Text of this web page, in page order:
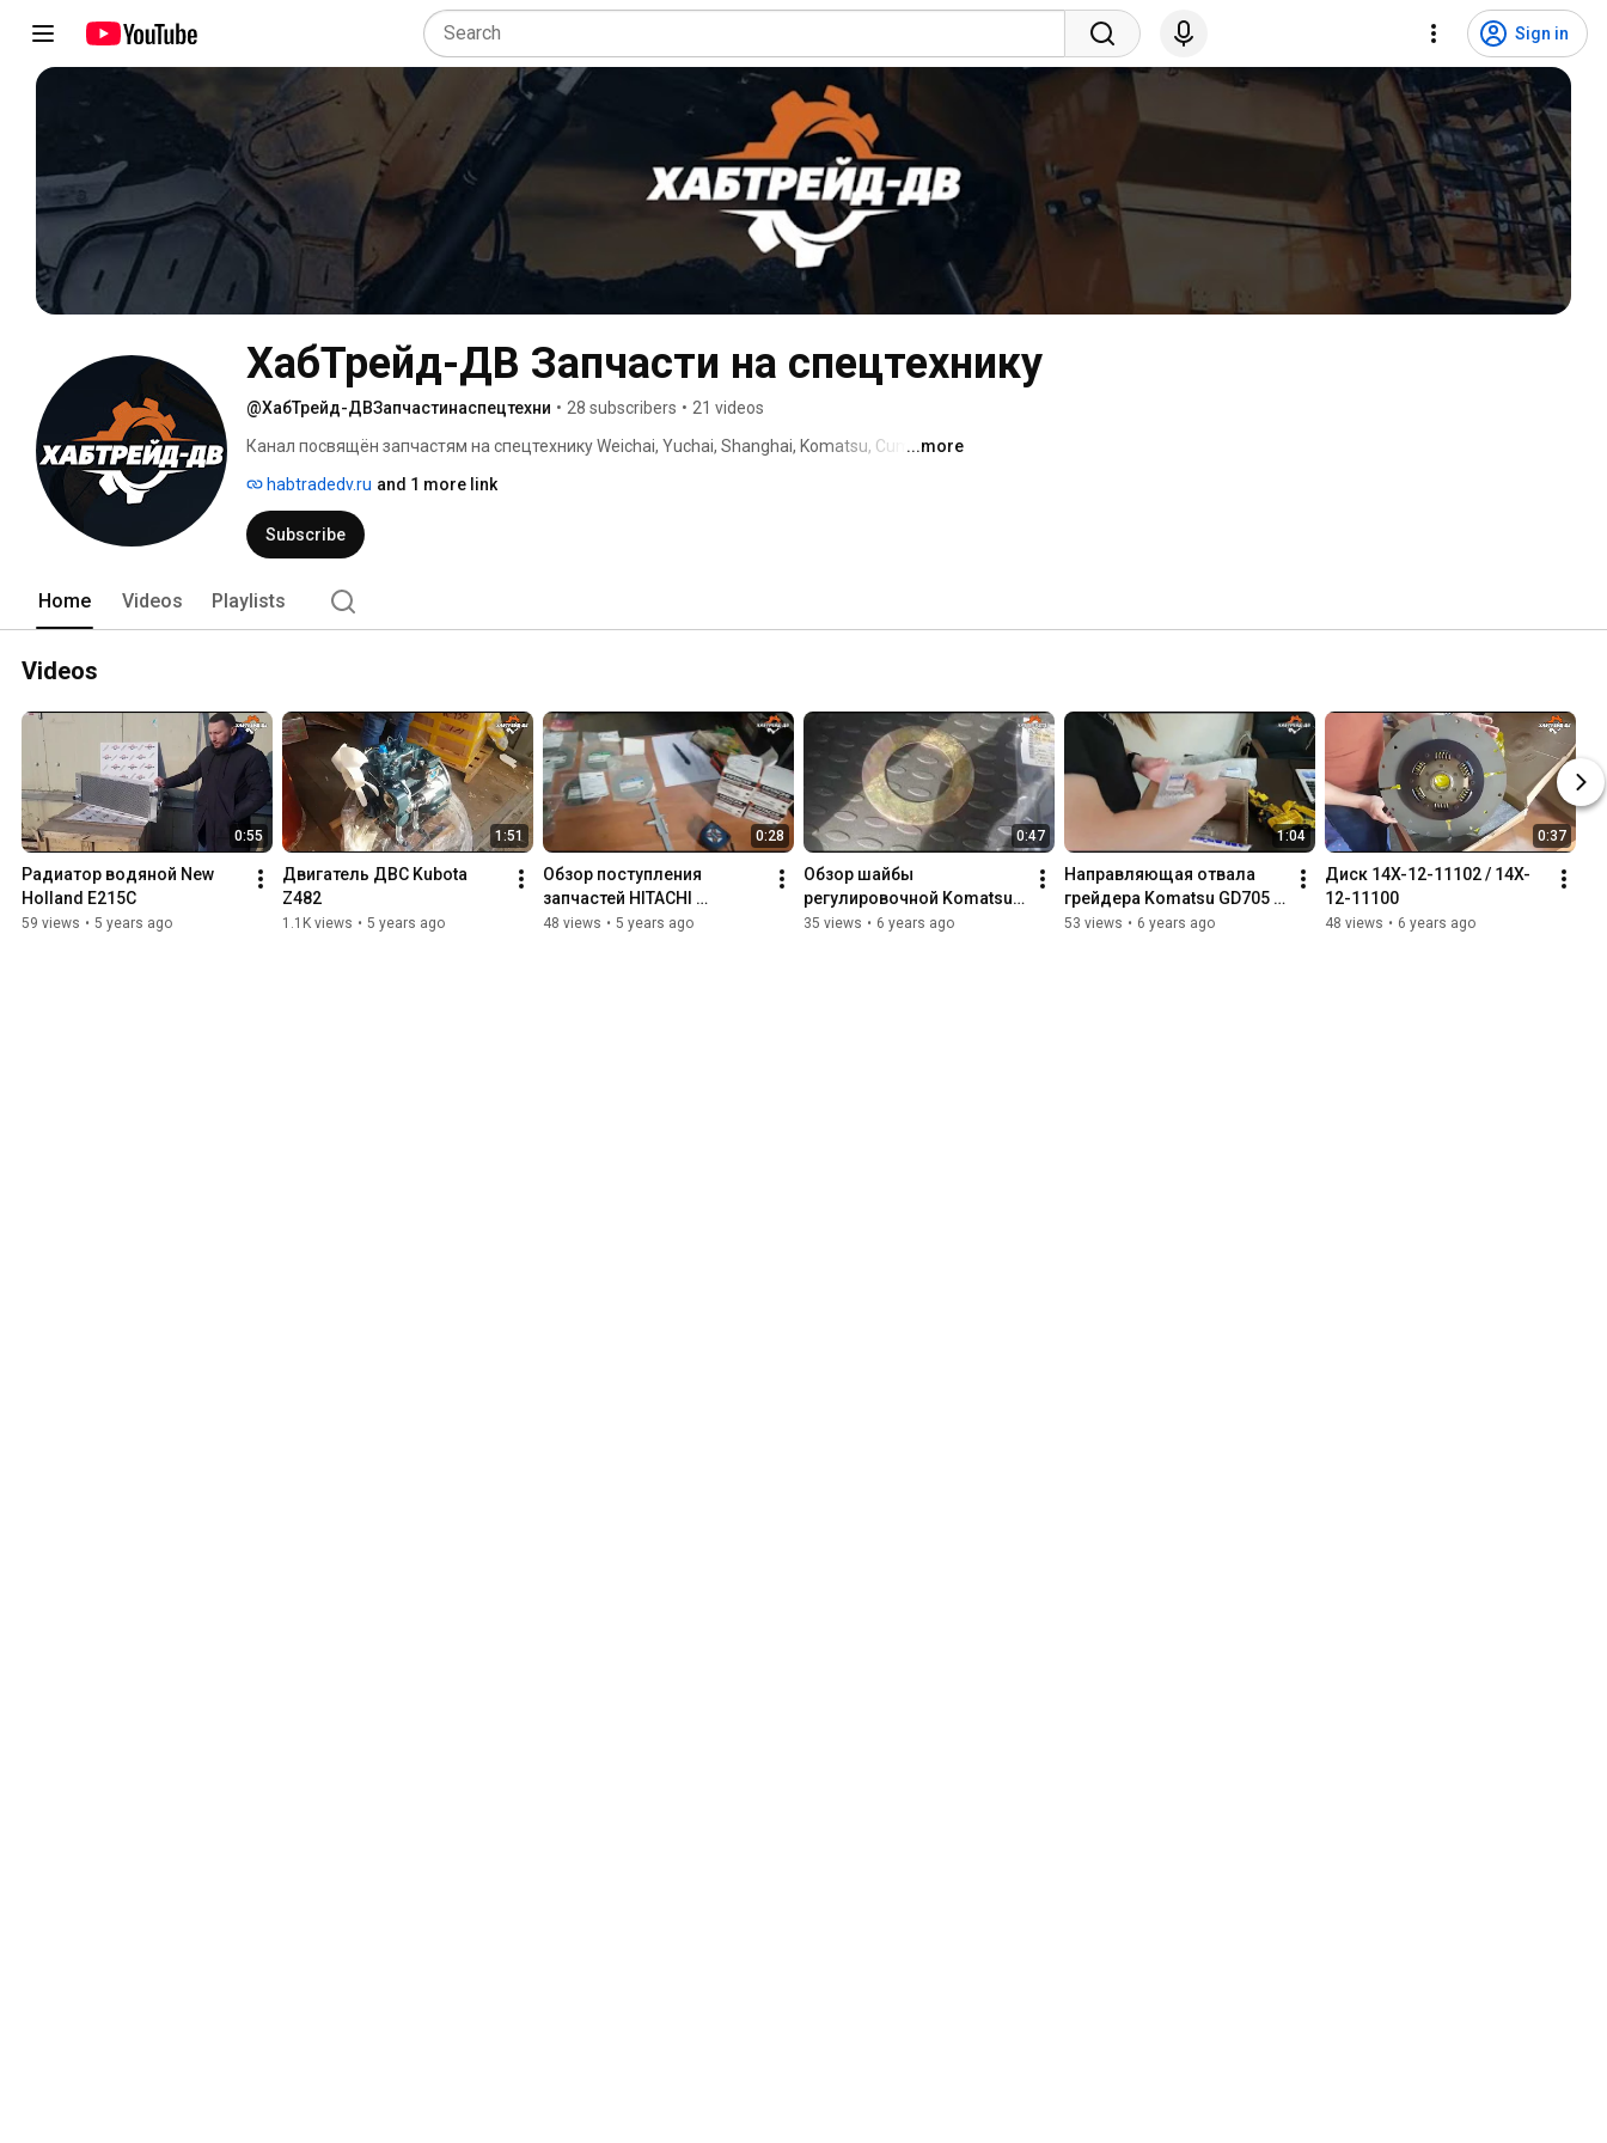
Sign in
ХабТрейд-ДВ Запчасти на спецтехнику
@ХабТрейд-ДВЗапчастинаспецтехни • 28 subscribers • 21 videos
Канал посвящён запчастям на спецтехнику Weichai, Yuchai, Shanghai, Komatsu, Cummins,
части, расходных материалов, запчастей ДВС, гидравлики
...more
habtradedv.ru and 1 more link
Subscribe
Home Videos Playlists
Videos
0:55
Радиатор водяной New
Holland E215C
59 views • 5 years ago
1:51
Двигатель ДВС Kubota
Z482
1.1K views • 5 years ago
0:28
Обзор поступления
запчастей HITACHI
компания "ХабТрейд-ДВ"
48 views • 5 years ago
0:47
Обзор шайбы
регулировочной Komatsu
(207-70-73261)
35 views • 6 years ago
1:04
Направляющая отвала
грейдера Komatsu GD705 /
CD 605
53 views • 6 years ago
0:37
Диск 14X-12-11102 / 14X-
12-11100
48 views • 6 years ago